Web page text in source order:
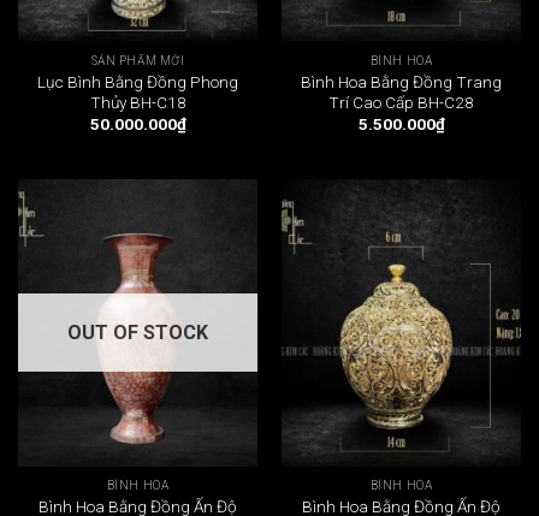
SẢN PHẨM MỚI
Lục Bình Bằng Đồng Phong
Thủy BH-C18
50.000.000₫
BÌNH HOA
Bình Hoa Bằng Đồng Trang
Trí Cao Cấp BH-C28
5.500.000₫
OUT OF STOCK
BÌNH HOA
Bình Hoa Bằng Đồng Ấn Độ
BÌNH HOA
Bình Hoa Bằng Đồng Ấn Độ